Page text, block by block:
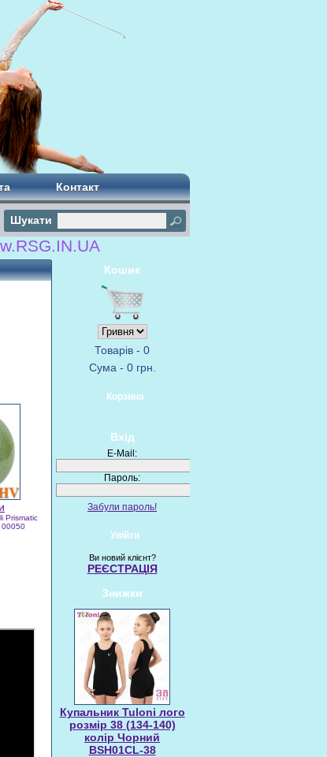
Контакт
Шукати
Prismatic
00050
Кошик
Товарів - 0
Сума - 0 грн.
Корзина
Вхід
E-Mail:
Пароль:
Забули пароль!
Увійти
Ви новий клієнт?
РЕЄСТРАЦІЯ
Знижки
Купальник Tuloni лого
розмір 38 (134-140)
колір Чорний
BSH01CL-38